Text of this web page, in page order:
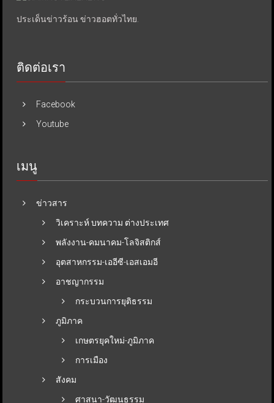
ประเด็นข่าวร้อน ข่าวฮอตทั่วไทย.
ติดต่อเรา
Facebook
Youtube
เมนู
ข่าวสาร
วิเคราะห์ บทความ ต่างประเทศ
พลังงาน-คมนาคม-โลจิสติกส์
อุตสาหกรรม-เออีซี-เอสเอมอี
อาชญากรรม
กระบวนการยุติธรรม
ภูมิภาค
เกษตรยุคใหม่-ภูมิภาค
การเมือง
สังคม
ศาสนา-วัฒนธรรม